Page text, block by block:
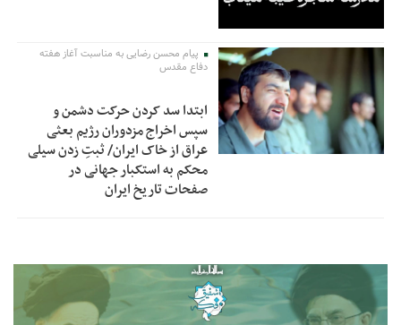
پیام محسن رضایی به مناسبت آغاز هفته
دفاع مقدس
ابتدا سد کردن حرکت دشمن و
سپس اخراج مزدوران رژیم بعثی
عراق از خاک ایران/ ثبتِ زدن سیلی
محکم به استکبار جهانی در
صفحات تاریخ ایران